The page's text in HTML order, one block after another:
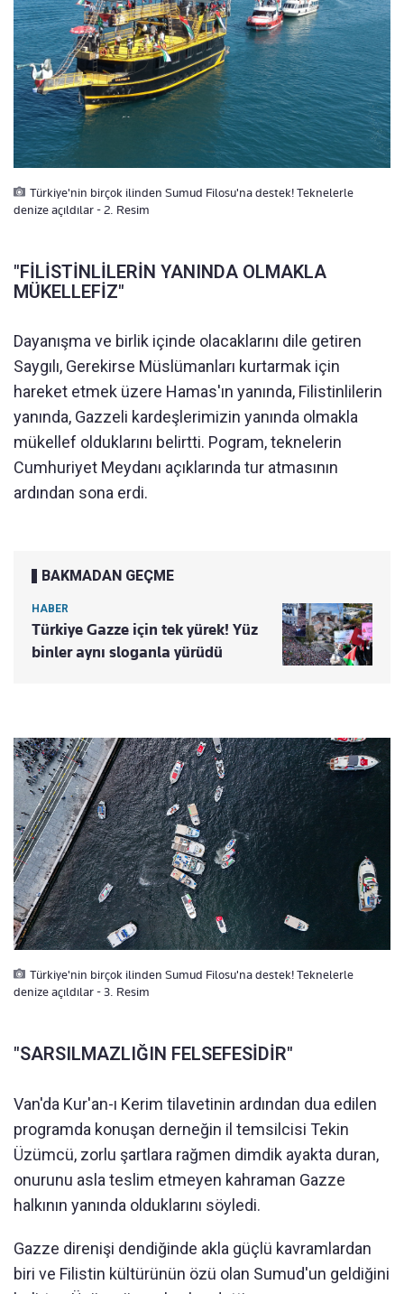
Türkiye'nin birçok ilinden Sumud Filosu'na destek! Teknelerle
denize açıldılar - 2. Resim
"FİLİSTİNLİLERİN YANINDA OLMAKLA
MÜKELLEFİZ"
Dayanışma ve birlik içinde olacaklarını dile getiren
Saygılı, Gerekirse Müslümanları kurtarmak için
hareket etmek üzere Hamas'ın yanında, Filistinlilerin
yanında, Gazzeli kardeşlerimizin yanında olmakla
mükellef olduklarını belirtti. Pogram, teknelerin
Cumhuriyet Meydanı açıklarında tur atmasının
ardından sona erdi.
BAKMADAN GEÇME
HABER
Türkiye Gazze için tek yürek! Yüz
binler aynı sloganla yürüdü
Türkiye'nin birçok ilinden Sumud Filosu'na destek! Teknelerle
denize açıldılar - 3. Resim
"SARSILMAZLIĞIN FELSEFESİDİR"
Van'da Kur'an-ı Kerim tilavetinin ardından dua edilen
programda konuşan derneğin il temsilcisi Tekin
Üzümcü, zorlu şartlara rağmen dimdik ayakta duran,
onurunu asla teslim etmeyen kahraman Gazze
halkının yanında olduklarını söyledi.
Gazze direnişi dendiğinde akla güçlü kavramlardan
biri ve Filistin kültürünün özü olan Sumud'un geldiğini